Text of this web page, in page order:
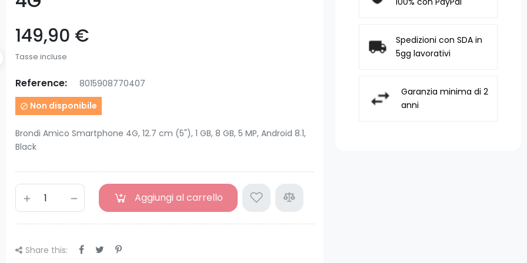
149,90 €
Tasse incluse
Reference: 8015908770407
 Non disponibile
Brondi Amico Smartphone 4G, 12.7 cm (5"), 1 GB, 8 GB, 5 MP, Android 8.1,
Black
Aggiungi al carrello
Share this:
Spedizioni con SDA in
5gg lavorativi
Garanzia minima di 2
anni